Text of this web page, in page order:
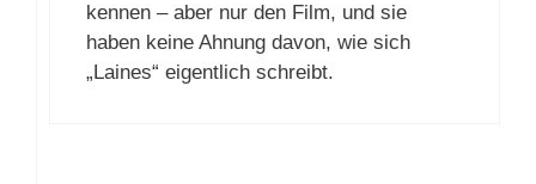
kennen – aber nur den Film, und sie
haben keine Ahnung davon, wie sich
„Laines“ eigentlich schreibt.